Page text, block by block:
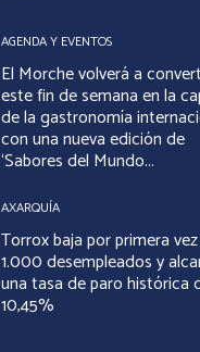
AGENDA Y EVENTOS
El Morche volverá a
este fin de semana en la
de la gastronomía
con una nueva edición de
‘Sabores del Mundo...
AXARQUÍA
Torrox baja por primera
1.000 desempleados y
una tasa de paro histórica
10,45%